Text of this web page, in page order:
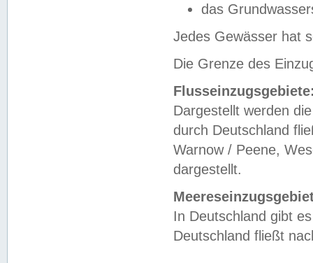
das
Jedes Gewässer hat
Die Grenze des
Dargestellt werden
durch Deutschland
Warnow / Peene,
dargestellt.
In Deutschland gibt
Deutschland fließt